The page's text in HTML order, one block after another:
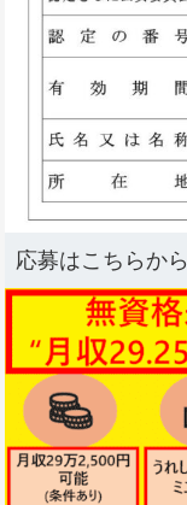
応募はこちらから